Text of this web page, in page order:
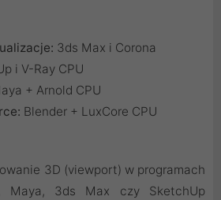
3ds Max i Corona
i V-Ray CPU
+ Arnold CPU
Blender + LuxCore CPU
3D (viewport) w programach
Maya, 3ds Max czy SketchUp